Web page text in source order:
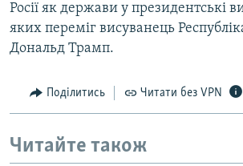
Росії як держави у президентські
яких переміг висуванець
Дональд Трамп.
Поділитись Читати без VPN
Читайте також